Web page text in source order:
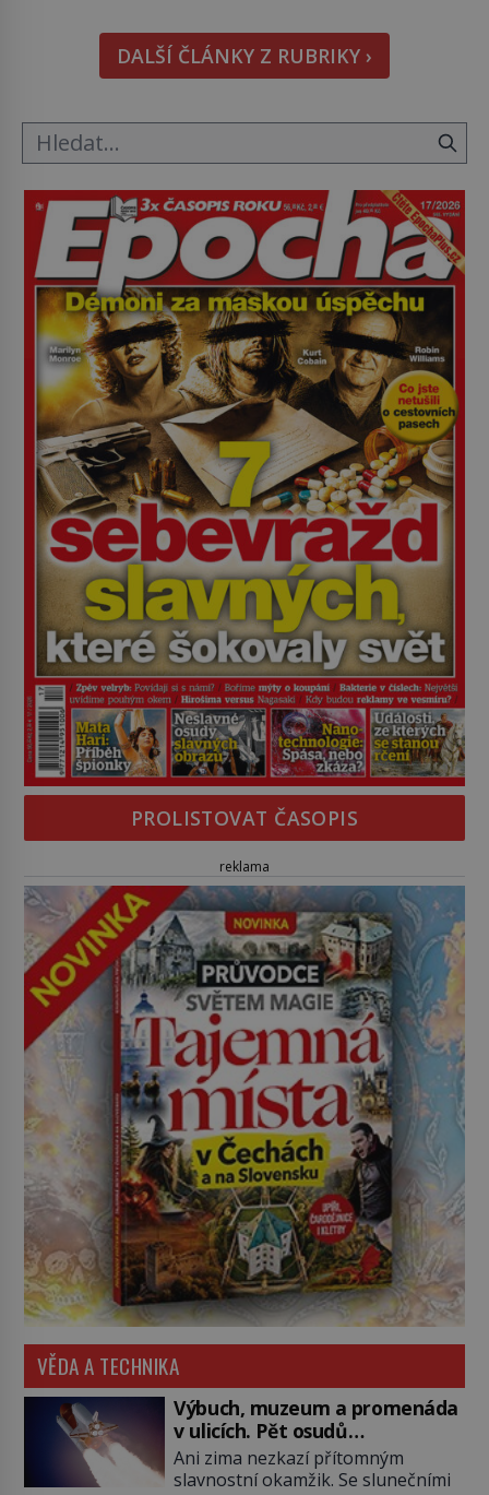
Rudolf Höss (1901–1947), Josef Mengele (1911–
1979) či Heinrich Himmler (1900–1945) zná každý,
o koho se historie jen otřela. Jenže […]
DALŠÍ ČLÁNKY Z RUBRIKY ›
PROLISTOVAT ČASOPIS
reklama
VĚDA A TECHNIKA
Výbuch, muzeum a promenáda
v ulicích. Pět osudů
nejslavnějších raketoplánů
Ani zima nezkazí přítomným
slavnostní okamžik. Se slunečními